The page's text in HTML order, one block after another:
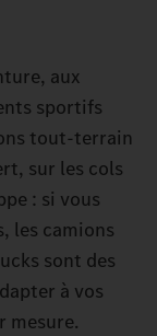
aux
sportifs
tout-terrain
sur les cols
: si vous
les camions
sont des
à vos
mesure.